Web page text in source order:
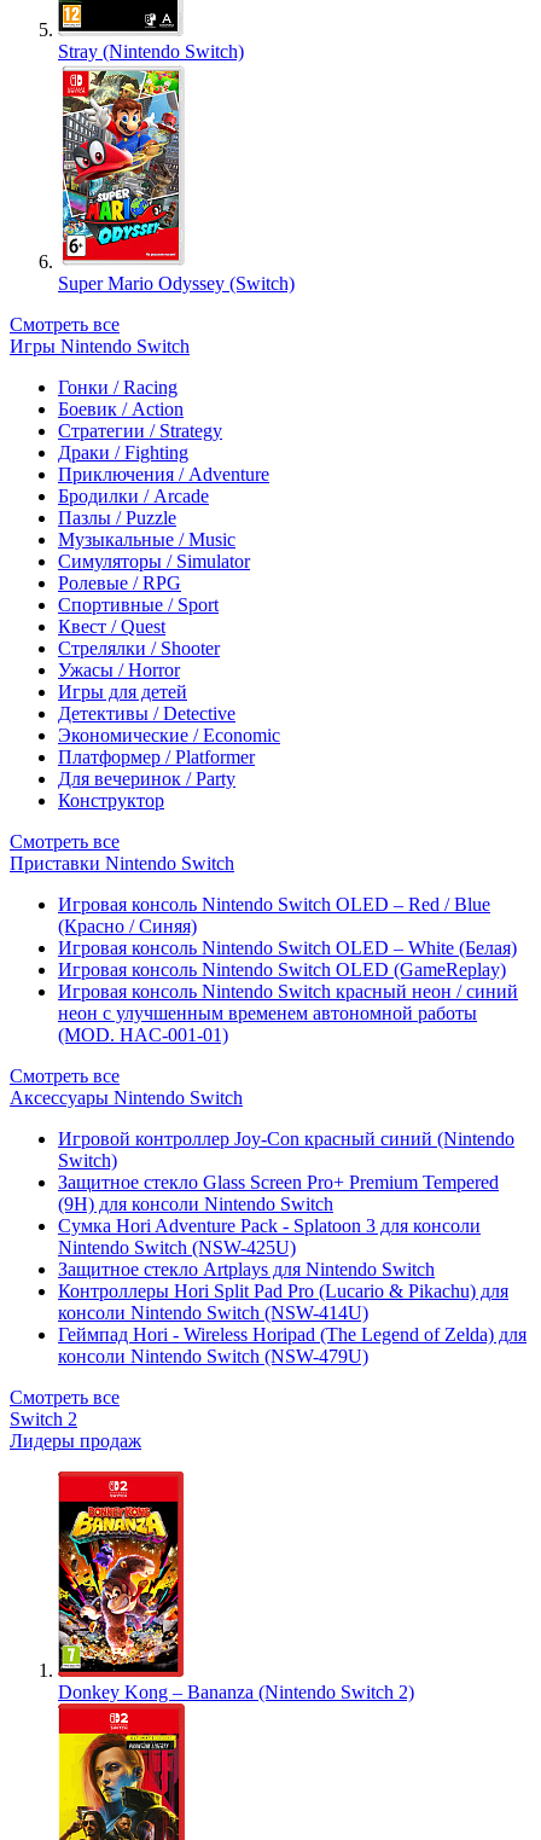
Stray (Nintendo Switch)
Super Mario Odyssey (Switch)
Смотреть все
Игры Nintendo Switch
Гонки / Racing
Боевик / Action
Стратегии / Strategy
Драки / Fighting
Приключения / Adventure
Бродилки / Arcade
Пазлы / Puzzle
Музыкальные / Music
Симуляторы / Simulator
Ролевые / RPG
Спортивные / Sport
Квест / Quest
Стрелялки / Shooter
Ужасы / Horror
Игры для детей
Детективы / Detective
Экономические / Economic
Платформер / Platformer
Для вечеринок / Party
Конструктор
Смотреть все
Приставки Nintendo Switch
Игровая консоль Nintendo Switch OLED – Red / Blue
(Красно / Синяя)
Игровая консоль Nintendo Switch OLED – White (Белая)
Игровая консоль Nintendo Switch OLED (GameReplay)
Игровая консоль Nintendo Switch красный неон / синий
неон с улучшенным временем автономной работы
(MOD. HAC-001-01)
Смотреть все
Аксессуары Nintendo Switch
Игровой контроллер Joy-Con красный синий (Nintendo
Switch)
Защитное стекло Glass Screen Pro+ Premium Tempered
(9H) для консоли Nintendo Switch
Сумка Hori Adventure Pack - Splatoon 3 для консоли
Nintendo Switch (NSW-425U)
Защитное стекло Artplays для Nintendo Switch
Контроллеры Hori Split Pad Pro (Lucario & Pikachu) для
консоли Nintendo Switch (NSW-414U)
Геймпад Hori - Wireless Horipad (The Legend of Zelda) для
консоли Nintendo Switch (NSW-479U)
Смотреть все
Switch 2
Лидеры продаж
Donkey Kong – Bananza (Nintendo Switch 2)